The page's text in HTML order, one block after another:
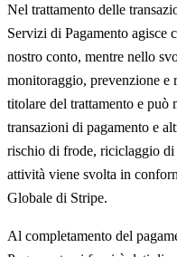
Nel trattamento delle
Servizi di Pagamento agisce
nostro conto, mentre nello
monitoraggio, prevenzione e
titolare del trattamento e può
transazioni di pagamento e
rischio di frode, riciclaggio di
attività viene svolta in
Globale di Stripe.
Al completamento del